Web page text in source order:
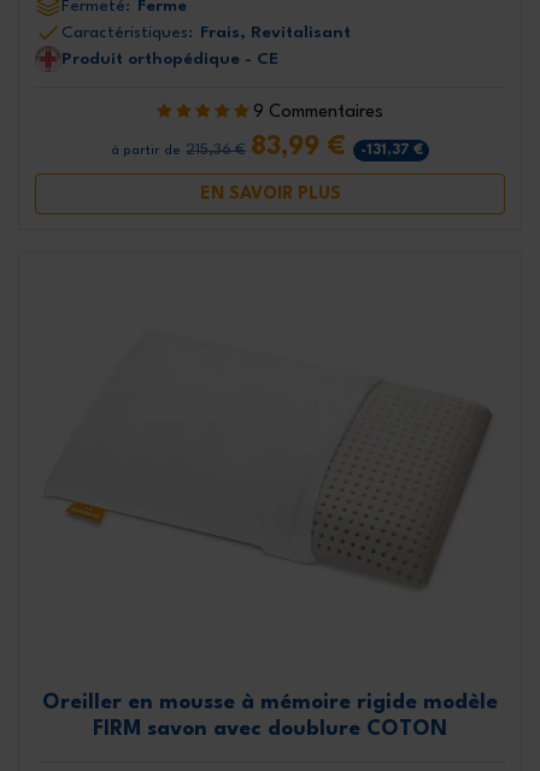
Fermeté:
Ferme
Caractéristiques:
Frais, Revitalisant
Produit orthopédique - CE
9 Commentaires
à partir de 215,36 € 83,99 € -131,37 €
EN SAVOIR PLUS
Oreiller en mousse à mémoire rigide modèle
FIRM savon avec doublure COTON